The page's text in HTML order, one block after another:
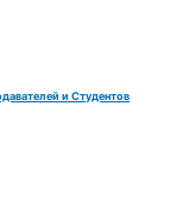
и Студентов